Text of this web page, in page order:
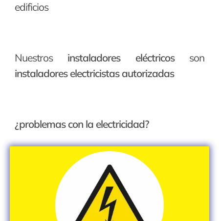
edificios
Nuestros instaladores eléctricosson
instaladores electricistas autorizadas
¿problemas con la electricidad?